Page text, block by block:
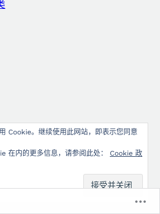
创建免费网站或博客.
或分享我的个人信息
Cookie。继续使用此网站，即表示您同意
在内的更多信息，请参阅此处： Cookie 政